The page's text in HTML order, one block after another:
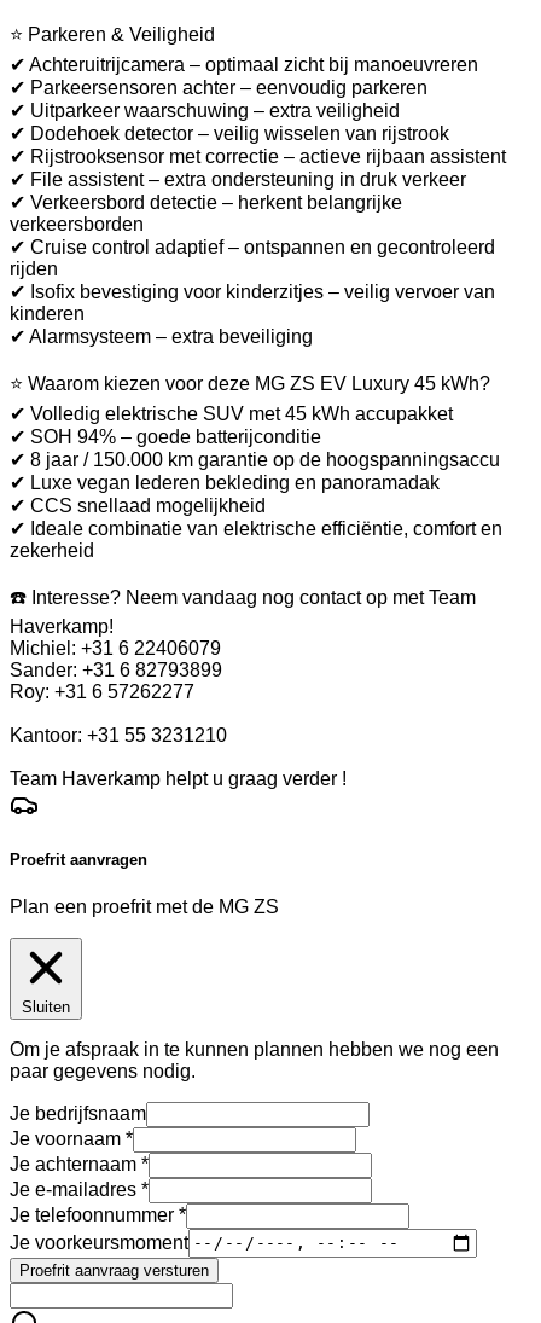
⭐ Parkeren & Veiligheid
✔ Achteruitrijcamera – optimaal zicht bij manoeuvreren
✔ Parkeersensoren achter – eenvoudig parkeren
✔ Uitparkeer waarschuwing – extra veiligheid
✔ Dodehoek detector – veilig wisselen van rijstrook
✔ Rijstrooksensor met correctie – actieve rijbaan assistent
✔ File assistent – extra ondersteuning in druk verkeer
✔ Verkeersbord detectie – herkent belangrijke
verkeersborden
✔ Cruise control adaptief – ontspannen en gecontroleerd
rijden
✔ Isofix bevestiging voor kinderzitjes – veilig vervoer van
kinderen
✔ Alarmsysteem – extra beveiliging
⭐ Waarom kiezen voor deze MG ZS EV Luxury 45 kWh?
✔ Volledig elektrische SUV met 45 kWh accupakket
✔ SOH 94% – goede batterijconditie
✔ 8 jaar / 150.000 km garantie op de hoogspanningsaccu
✔ Luxe vegan lederen bekleding en panoramadak
✔ CCS snellaad mogelijkheid
✔ Ideale combinatie van elektrische efficiëntie, comfort en
zekerheid
☎️ Interesse? Neem vandaag nog contact op met Team
Haverkamp!
Michiel: +31 6 22406079
Sander: +31 6 82793899
Roy: +31 6 57262277
Kantoor: +31 55 3231210
Team Haverkamp helpt u graag verder !
Proefrit aanvragen
Plan een proefrit met de MG ZS
Sluiten
Om je afspraak in te kunnen plannen hebben we nog een
paar gegevens nodig.
Je bedrijfsnaam
Je voornaam
Je achternaam
Je e-mailadres
Je telefoonnummer
Je voorkeursmoment
Proefrit aanvraag versturen